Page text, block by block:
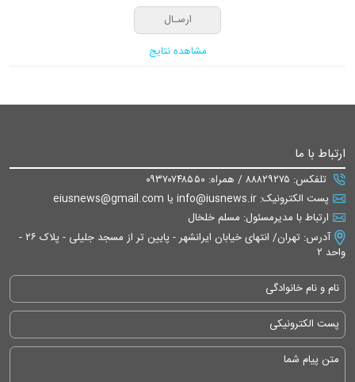
مشاهده نتایج
ارتباط با ما
تلفکس: ۸۸۸۲۹۲۷۵ / همراه: ۰۹۳۷۰۷۴۸۵۵۰
پست الکترونیک: info@iusnews.ir یا eiusnews@gmail.com
ارتباط با مدیرمسئول: مسلم خلخال
آدرس: تهران/ انتهای خیابان ایرانشهر - پایین تر از مسجد جلیلی - پلاک ۲۶ -
واحد ۲